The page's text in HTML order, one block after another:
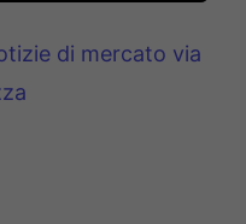
di mercato via